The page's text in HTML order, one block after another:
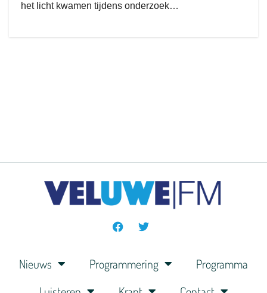
het licht kwamen tijdens onderzoek…
Nieuws Programmering
Programma